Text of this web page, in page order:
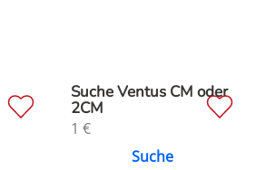
Suche Ventus CM oder
2CM
1 €
Suche